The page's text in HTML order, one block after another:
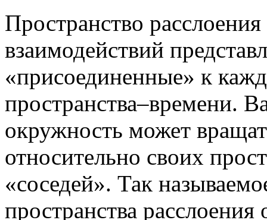
Пространство
взаимодействий
«присоединенные» к
пространства–времени.
окружность может
относительно своих
«соседей». Так
пространства